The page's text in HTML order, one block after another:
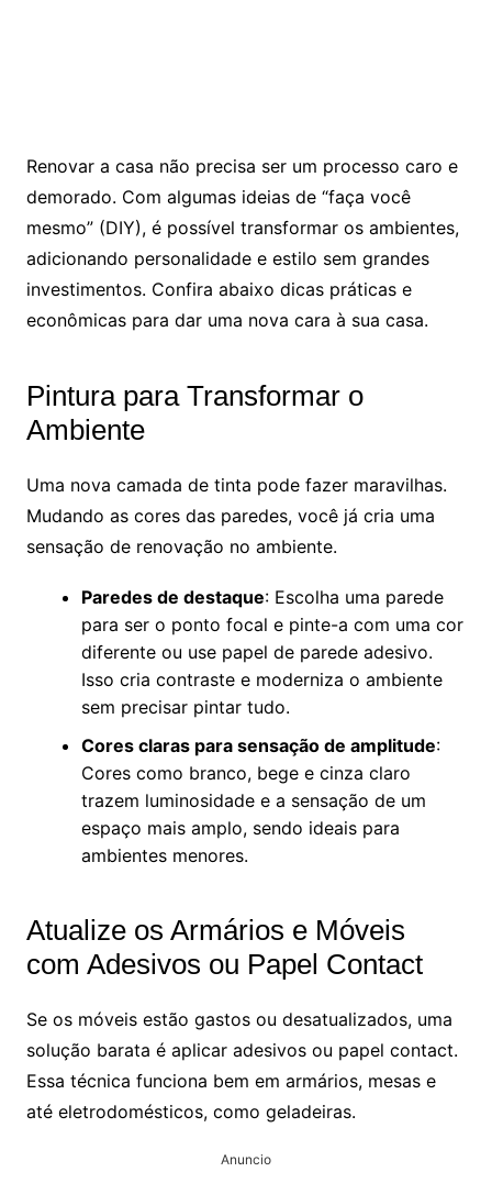
Renovar a casa não precisa ser um processo caro e
demorado. Com algumas ideias de “faça você
mesmo” (DIY), é possível transformar os ambientes,
adicionando personalidade e estilo sem grandes
investimentos. Confira abaixo dicas práticas e
econômicas para dar uma nova cara à sua casa.
Pintura para Transformar o
Ambiente
Uma nova camada de tinta pode fazer maravilhas.
Mudando as cores das paredes, você já cria uma
sensação de renovação no ambiente.
Paredes de destaque: Escolha uma parede
para ser o ponto focal e pinte-a com uma cor
diferente ou use papel de parede adesivo.
Isso cria contraste e moderniza o ambiente
sem precisar pintar tudo.
Cores claras para sensação de amplitude:
Cores como branco, bege e cinza claro
trazem luminosidade e a sensação de um
espaço mais amplo, sendo ideais para
ambientes menores.
Atualize os Armários e Móveis
com Adesivos ou Papel Contact
Se os móveis estão gastos ou desatualizados, uma
solução barata é aplicar adesivos ou papel contact.
Essa técnica funciona bem em armários, mesas e
até eletrodomésticos, como geladeiras.
Anuncio